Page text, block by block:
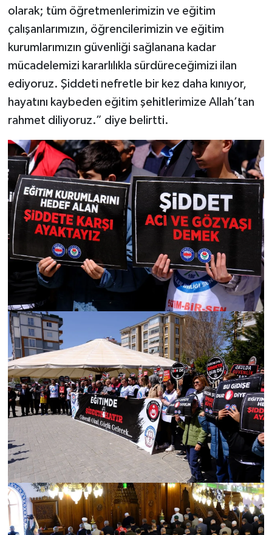
olarak; tüm öğretmenlerimizin ve eğitim
çalışanlarımızın, öğrencilerimizin ve eğitim
kurumlarımızın güvenliği sağlanana kadar
mücadelemizi kararlılıkla sürdüreceğimizi ilan
ediyoruz. Şiddeti nefretle bir kez daha kınıyor,
hayatını kaybeden eğitim şehitlerimize Allah’tan
rahmet diliyoruz.” diye belirtti.